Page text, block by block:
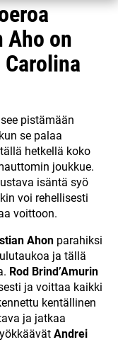
Aho on
pistämään
se palaa
hetkellä koko
joukkue.
isäntä syö
voi rehellisesti
voittoon.
Ahon parahiksi
ja tällä
Rod Brind’Amurin
ja voittaa kaikki
kentällinen
ja jatkaa
Andrei